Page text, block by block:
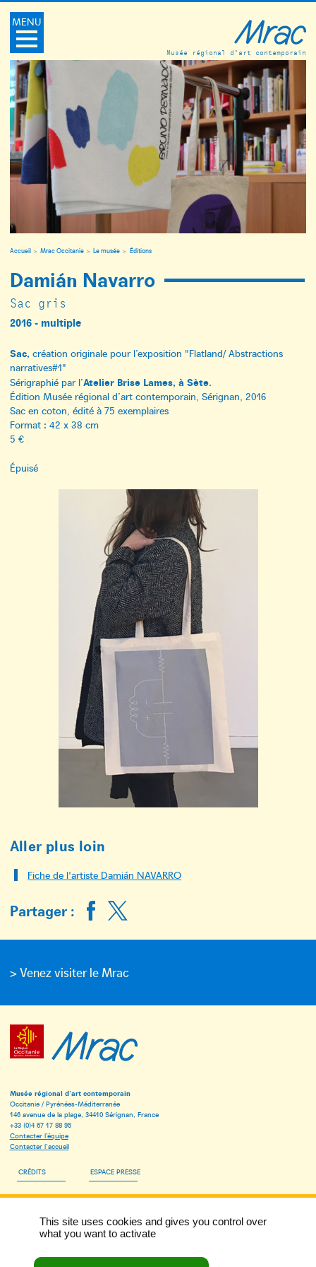
MENU
Musée régional d’art contemporain
Accueil Mrac Occitanie Le musée Éditions
Damián Navarro
Sac gris
2016 - multiple
Sac, création originale pour l’exposition "Flatland/ Abstractions
narratives#1"
Sérigraphié par l’Atelier Brise Lames, à Sète.
Édition Musée régional d’art contemporain, Sérignan, 2016
Sac en coton, édité à 75 exemplaires
Format : 42 x 38 cm
5 €
Épuisé
Aller plus loin
Fiche de l'artiste Damián NAVARRO
Partager :
> Venez visiter le Mrac
Musée régional d’art contemporain
Occitanie / Pyrénées-Méditerranée
146 avenue de la plage, 34410 Sérignan, France
+33 (0)4 67 17 88 95
Contacter l’équipe
Contacter l’accueil
CRÉDITS ESPACE PRESSE
ESPACE PÉDAGOGIQUE
INSCRIVEZ-VOUS À LA NEWSLETTER DU MRAC
This site uses cookies and gives you control over
what you want to activate